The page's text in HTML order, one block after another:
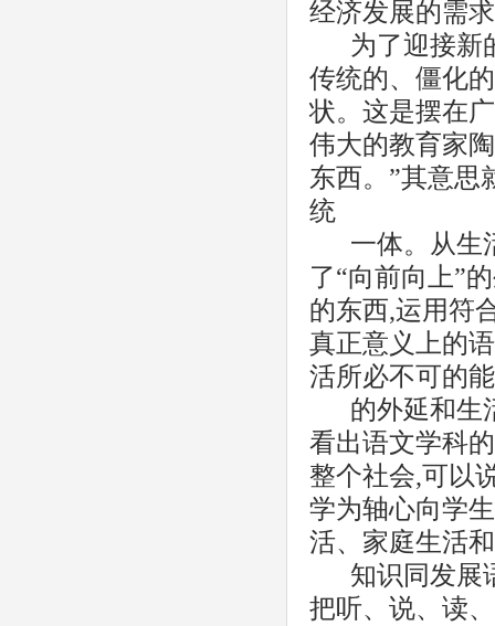
经济发展的需
为了迎接新
传统的、僵化
状。这是摆在
伟大的教育家
东西。”其意思
统
一体。从生
了“向前向上”
的东西,运用符
真正意义上的
活所必不可的
的外延和生
看出语文学科
整个社会,可以
学为轴心向学
活、家庭生活
知识同发展
把听、说、读